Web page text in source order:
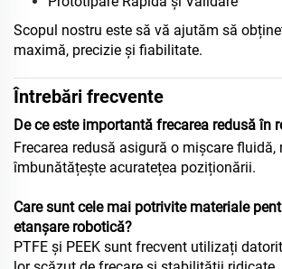
Scopul nostru este să vă ajutăm să
maximă, precizie și fiabilitate.
Întrebări frecvente
De ce este importantă frecarea redusă în
Frecarea redusă asigură o mișcare fluidă,
îmbunătățește acuratețea poziționării.
Care sunt cele mai potrivite materiale
etanșare robotică?
PTFE și PEEK sunt frecvent utilizați